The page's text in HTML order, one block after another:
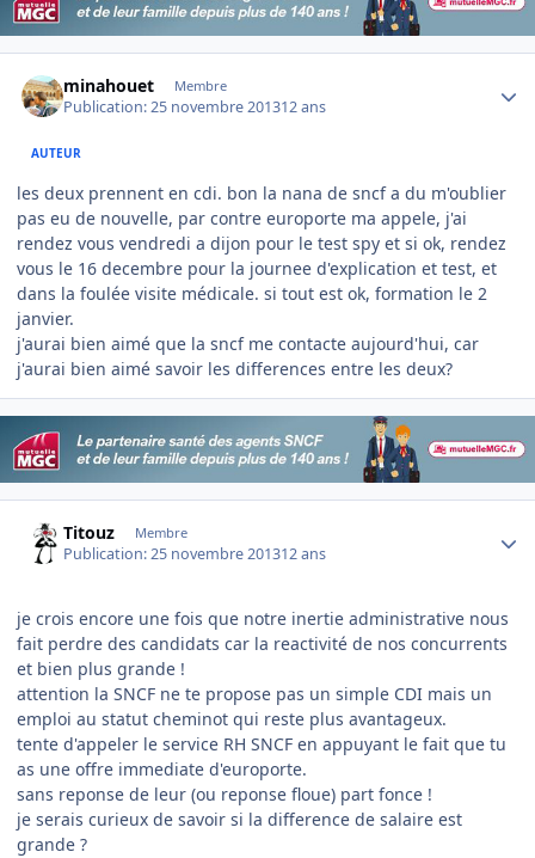
minahouet Membre
Publication:25 novembre 201312 ans
AUTEUR
les deux prennent en cdi. bon la nana de sncf a du m'oublier
pas eu de nouvelle, par contre europorte ma appele, j'ai
rendez vous vendredi a dijon pour le test spy et si ok, rendez
vous le 16 decembre pour la journee d'explication et test, et
dans la foulée visite médicale. si tout est ok, formation le 2
janvier.
j'aurai bien aimé que la sncf me contacte aujourd'hui, car
j'aurai bien aimé savoir les differences entre les deux?
Titouz Membre
Publication:25 novembre 201312 ans
je crois encore une fois que notre inertie administrative nous
fait perdre des candidats car la reactivité de nos concurrents
et bien plus grande !
attention la SNCF ne te propose pas un simple CDI mais un
emploi au statut cheminot qui reste plus avantageux.
tente d'appeler le service RH SNCF en appuyant le fait que tu
as une offre immediate d'europorte.
sans reponse de leur (ou reponse floue) part fonce !
je serais curieux de savoir si la difference de salaire est
grande ?